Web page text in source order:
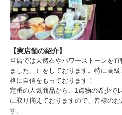
【実店舗の紹介】
当店では天然石やパワーストーンを
ました。）をしております。特に高
格に自信をもっております！
定番の人気商品から、1点物の希少で
に取り揃えておりますので、皆様の
す。